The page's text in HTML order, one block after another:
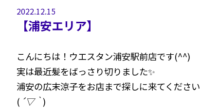
2022.12.15
【浦安エリア】
こんにちは！ウエスタン浦安駅前店です(^^)
実は最近髪をばっさり切りました✨
浦安の広末涼子をお店まで探しに来てください
( ´▽｀)